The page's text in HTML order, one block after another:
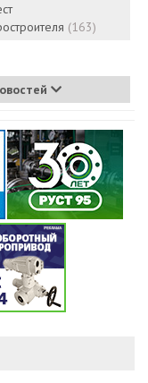
(163)